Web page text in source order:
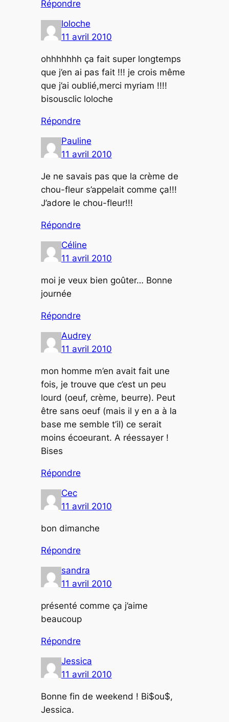
Répondre
loloche
11 avril 2010
ohhhhhhh ça fait super longtemps
que j’en ai pas fait !!! je crois même
que j’ai oublié,merci myriam !!!!
bisousclic loloche
Répondre
Pauline
11 avril 2010
Je ne savais pas que la crème de
chou-fleur s’appelait comme ça!!!
J’adore le chou-fleur!!!
Répondre
Céline
11 avril 2010
moi je veux bien goûter… Bonne
journée
Répondre
Audrey
11 avril 2010
mon homme m’en avait fait une
fois, je trouve que c’est un peu
lourd (oeuf, crème, beurre). Peut
être sans oeuf (mais il y en a à la
base me semble t’il) ce serait
moins écoeurant. A réessayer !
Bises
Répondre
Cec
11 avril 2010
bon dimanche
Répondre
sandra
11 avril 2010
présenté comme ça j’aime
beaucoup
Répondre
Jessica
11 avril 2010
Bonne fin de weekend ! Bi$ou$,
Jessica.